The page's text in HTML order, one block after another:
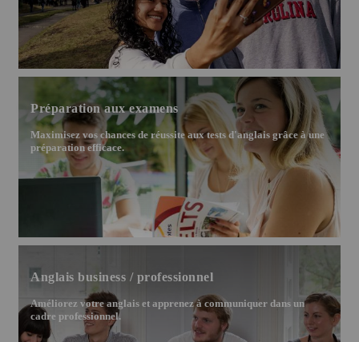
Préparation aux examens
Maximisez vos chances de réussite aux tests d'anglais grâce à une
préparation efficace.
Anglais business / professionnel
Améliorez votre anglais et apprenez à communiquer dans un
cadre professionnel.